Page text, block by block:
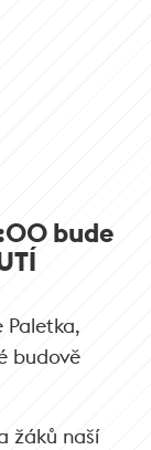
bude
Paletka,
budově
žáků naší